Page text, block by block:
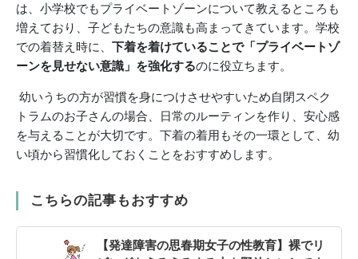
は、小学校でもプライベートゾーンについて教えるところも
増えており、子どもたちの意識も高まってきています。学校
での着替え時に、 下着を着けていることで「プライベートゾ
ーンを見せない意識」を強化するのに役立ちます。
幼いうちの方が習慣を身につけさせやすいため自閉スペク
トラムのお子さんの場合、日常のルーティンを作り、安心感
を与えることが大切です。下着の着用もその一環として、幼
い頃から習慣化しておくことをおすすめします。
こちらの記事もおすすめ
【発達障害の思春期女子の性教育】裸でリ